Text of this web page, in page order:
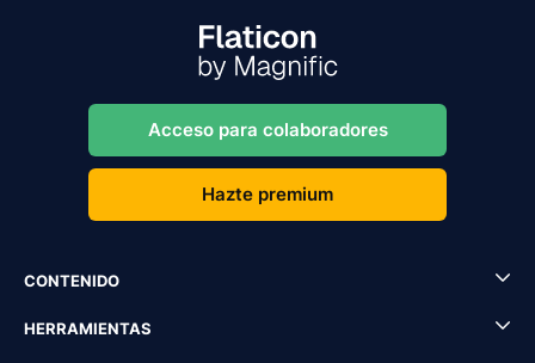
Acceso para colaboradores
Hazte premium
CONTENIDO
HERRAMIENTAS